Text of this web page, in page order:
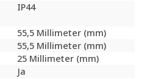
IP44
55,5 Millimeter (mm)
55,5 Millimeter (mm)
25 Millimeter (mm)
Ja